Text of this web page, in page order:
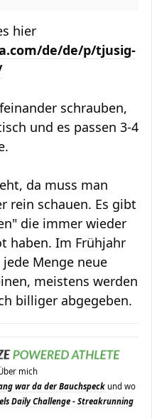
hier
de/de/p/tjusig-
schrauben,
und es passen 3-4
da muss man
rein schauen. Es gibt
die immer wieder
haben. Im Frühjahr
Menge neue
meistens werden
billiger abgegeben.
mich
war da der Bauchspeck und wo
Daily Challenge - Streakrunning